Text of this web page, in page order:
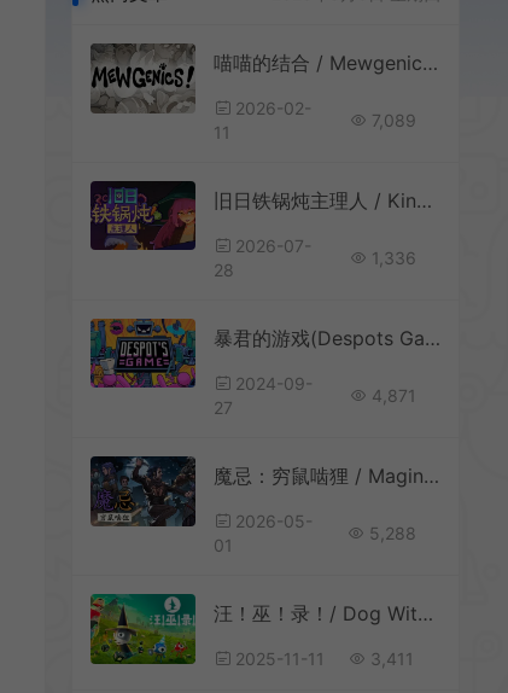
喵喵的结合 / Mewgenics 策略培育轻度肉鸽游戏
2026-02-
11
7,089
旧日铁锅炖主理人 / Kinny and the Cosmic Cauldron 休闲卡片肉鸽策略游戏
2026-07-
28
1,336
暴君的游戏(Despots Game)硬核roguelike战略游戏|下载
2024-09-
27
4,871
魔忌：穷鼠啮狸 / Magin 叙事驱动卡牌战斗游戏
2026-05-
01
5,288
汪！巫！录！/ Dog Witch 骰子肉鸽卡牌构筑游戏
2025-11-11 3,411